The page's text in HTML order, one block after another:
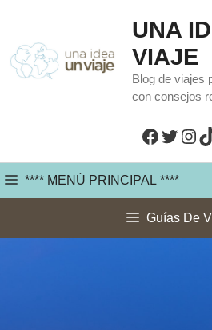
contenido
UNA
VIAJE
Blog de viajes
con consejos
**** MENÚ PRINCIPAL ****
Guías De